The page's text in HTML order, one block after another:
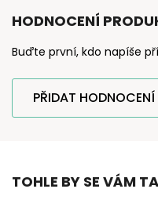
HODNOCENÍ
Buďte první, kdo napíše
PŘIDAT HODNOCENÍ
TOHLE BY SE VÁM